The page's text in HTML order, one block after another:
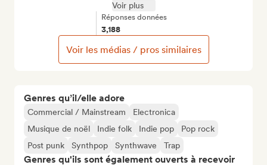
Genres qu’il/elle adore
Commercial / Mainstream
Electronica
Musique de noël
Indie folk Indie pop
Pop rock
Post punk
Synthpop Synthwave Trap
Genres qu'ils sont également ouverts à recevoir
Voir plus
Réponses données
3,188
Voir les médias / pros similaires